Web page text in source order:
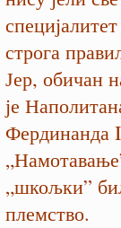
строга
Јер, обичан
је
Фердинанда
„шкољки”
племство.